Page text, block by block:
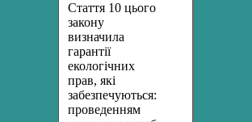
Стаття 10 цього
закону
визначила
гарантії
екологічних
прав, які
забезпечуються:
проведенням